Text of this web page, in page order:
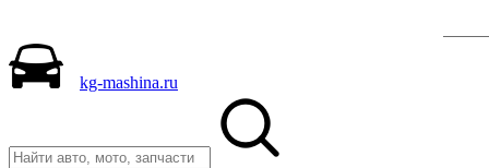
kg-mashina.ru